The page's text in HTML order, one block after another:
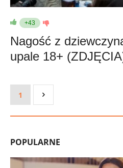
+43
Nagość z
upale 18+
1
POPULARNE